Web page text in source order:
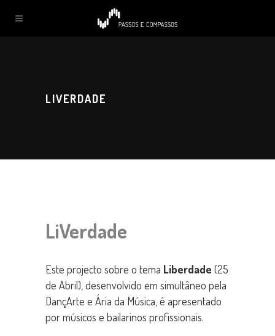
LIVERDADE
LiVerdade
Este projecto sobre o tema Liberdade (25
de Abril), desenvolvido em simultâneo pela
DançArte e Ária da Música, é apresentado
por músicos e bailarinos profissionais.